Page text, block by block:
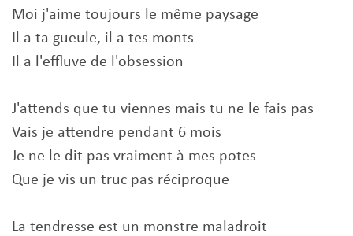
Moi j'aime toujours le même paysage
Il a ta gueule, il a tes monts
Il a l'effluve de l'obsession
J'attends que tu viennes mais tu ne le fais pas
Vais je attendre pendant 6 mois
Je ne le dit pas vraiment à mes potes
Que je vis un truc pas réciproque
La tendresse est un monstre maladroit